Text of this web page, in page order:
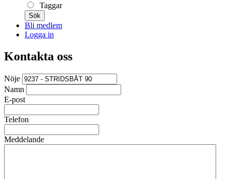
Taggar
Sök
Bli medlem
Logga in
Kontakta oss
Nöje
Namn
E-post
Telefon
Meddelande